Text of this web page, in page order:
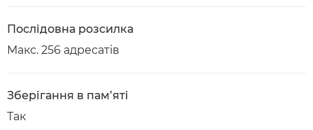
Послідовна розсилка
Макс. 256 адресатів
Зберігання в пам’яті
Так